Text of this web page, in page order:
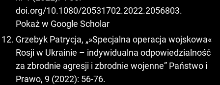
doi.org/10.1080/20531702.2022.2056803.
Pokaż w Google Scholar
Grzebyk Patrycja, „»Specjalna operacja wojskowa«
Rosji w Ukrainie – indywidualna odpowiedzialność
za zbrodnie agresji i zbrodnie wojenne” Państwo i
Prawo, 9 (2022): 56-76.